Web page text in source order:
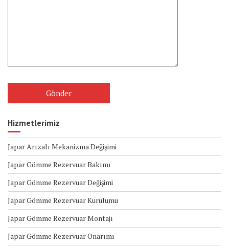
Hizmetlerimiz
Japar Arızalı Mekanizma Değişimi
Japar Gömme Rezervuar Bakımı
Japar Gömme Rezervuar Değişimi
Japar Gömme Rezervuar Kurulumu
Japar Gömme Rezervuar Montajı
Japar Gömme Rezervuar Onarımı